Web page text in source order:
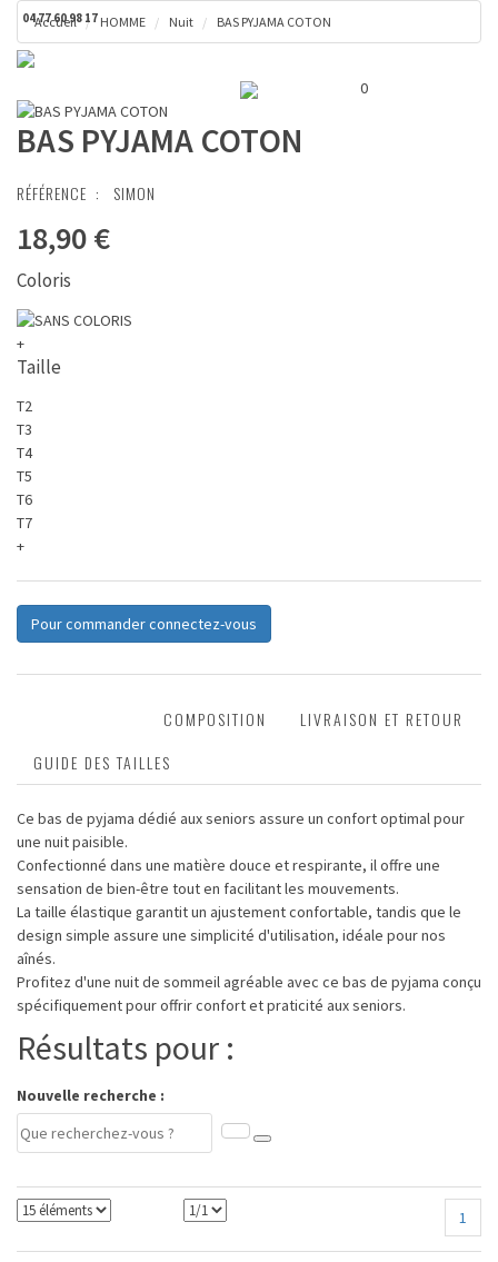
04 77 60 98 17
0
Accueil HOMME Nuit BAS PYJAMA COTON
BAS PYJAMA COTON
RÉFÉRENCE : SIMON
18,90 €
Coloris
+
Taille
T2
T3
T4
T5
T6
T7
+
Pour commander connectez-vous
COMPOSITION
LIVRAISON ET RETOUR
GUIDE DES TAILLES
Ce bas de pyjama dédié aux seniors assure un confort optimal pour
une nuit paisible.
Confectionné dans une matière douce et respirante, il offre une
sensation de bien-être tout en facilitant les mouvements.
La taille élastique garantit un ajustement confortable, tandis que le
design simple assure une simplicité d'utilisation, idéale pour nos
aînés.
Profitez d'une nuit de sommeil agréable avec ce bas de pyjama conçu
spécifiquement pour offrir confort et praticité aux seniors.
Résultats pour :
Nouvelle recherche :
1